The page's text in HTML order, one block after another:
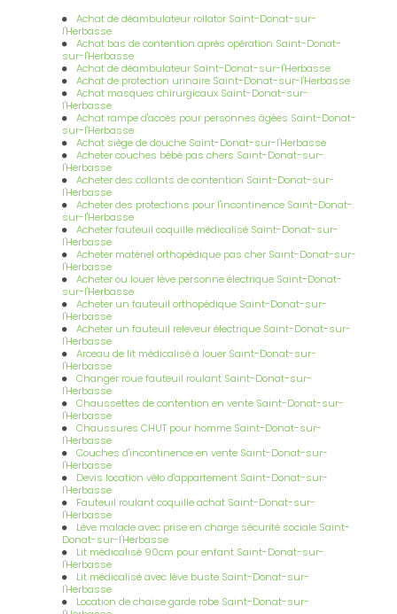
électrique manuel chez ginet santé à romans sur isère et bourg-
de-péage|vente de fauteuil roulant électrique ou manuel sur
romans sur isère bourg de péage et ses alentours|Entreprise
spécialisée pour la vente de déambulateur et de fauteuil roulant
livrés à domicile à Romans-sur-Isère|vente de consommable
pour les professionnels de santé infirmière kiné médecin sur
romans sur isère et bourg de péage|Entreprise spécialisée
dans la vente et la livraison écologique de couche pour bébé à
Bourg-de-Péage|vente de fauteuils releveurs 1 2 ou 4 moteurs
sur romans sur isere bourg de péage et ses alentours
fautezuil à pousser électrique avec coussin anti escarre avec
une prise en charge sur romans sur isère bourg de péage
Achat de déambulateur rollator Saint-Donat-sur-
l'Herbasse
Achat bas de contention après opération Saint-Donat-
sur-l'Herbasse
Achat de déambulateur Saint-Donat-sur-l'Herbasse
Achat de protection urinaire Saint-Donat-sur-l'Herbasse
Achat masques chirurgicaux Saint-Donat-sur-
l'Herbasse
Achat rampe d'accès pour personnes âgées Saint-Donat-
sur-l'Herbasse
Achat siège de douche Saint-Donat-sur-l'Herbasse
Acheter couches bébé pas chers Saint-Donat-sur-
l'Herbasse
Acheter des collants de contention Saint-Donat-sur-
l'Herbasse
Acheter des protections pour l'incontinence Saint-Donat-
sur-l'Herbasse
Acheter fauteuil coquille médicalisé Saint-Donat-sur-
l'Herbasse
Acheter matériel orthopédique pas cher Saint-Donat-sur-
l'Herbasse
Acheter ou louer lève personne électrique Saint-Donat-
sur-l'Herbasse
Acheter un fauteuil orthopédique Saint-Donat-sur-
l'Herbasse
Acheter un fauteuil releveur électrique Saint-Donat-sur-
l'Herbasse
Arceau de lit médicalisé à louer Saint-Donat-sur-
l'Herbasse
Changer roue fauteuil roulant Saint-Donat-sur-
l'Herbasse
Chaussettes de contention en vente Saint-Donat-sur-
l'Herbasse
Chaussures CHUT pour homme Saint-Donat-sur-
l'Herbasse
Couches d'incontinence en vente Saint-Donat-sur-
l'Herbasse
Devis location vélo d'appartement Saint-Donat-sur-
l'Herbasse
Fauteuil roulant coquille achat Saint-Donat-sur-
l'Herbasse
Lève malade avec prise en charge sécurité sociale Saint-
Donat-sur-l'Herbasse
Lit médicalisé 90cm pour enfant Saint-Donat-sur-
l'Herbasse
Lit médicalisé avec lève buste Saint-Donat-sur-
l'Herbasse
Location de chaise garde robe Saint-Donat-sur-